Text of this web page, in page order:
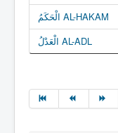
الْحَكَمُ AL-HAKAM
الْعَدْلُ AL-ADL